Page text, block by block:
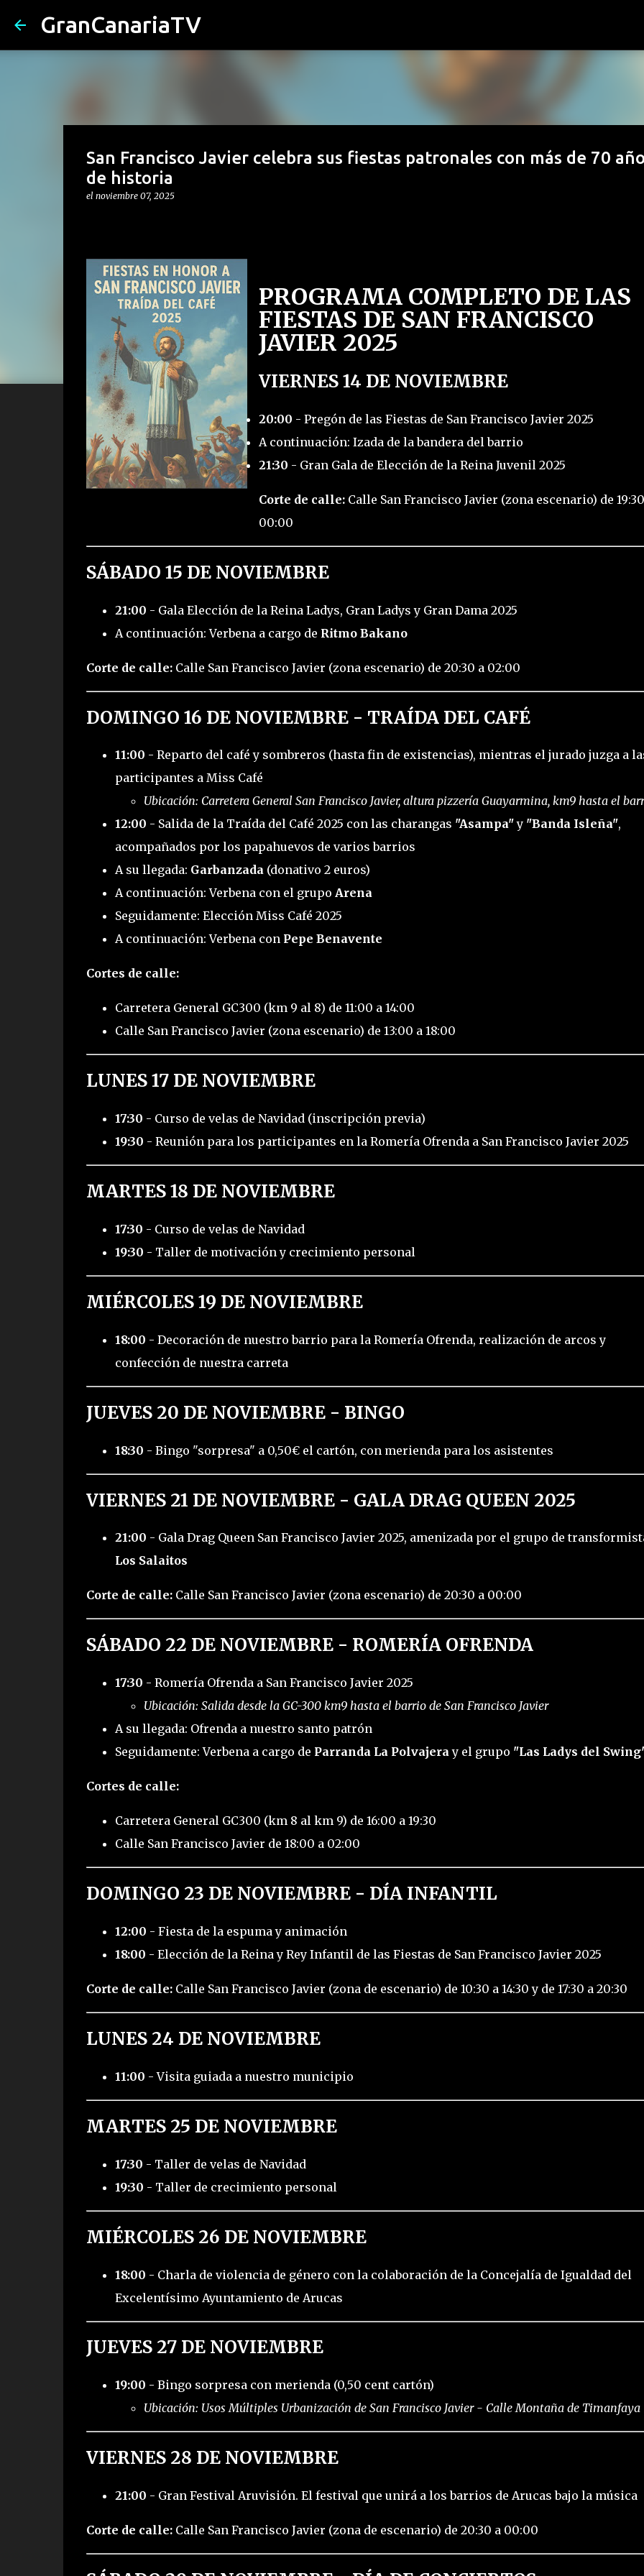
GranCanariaTV
San Francisco Javier celebra sus fiestas patronales con más de 70
de historia
el noviembre 07, 2025
PROGRAMA COMPLETO DE LAS
FIESTAS DE SAN FRANCISCO
JAVIER 2025
VIERNES 14 DE NOVIEMBRE
20:00 - Pregón de las Fiestas de San Francisco Javier 2025
A continuación: Izada de la bandera del barrio
21:30 - Gran Gala de Elección de la Reina Juvenil 2025
Corte de calle:Calle San Francisco Javier (zona escenario) de
00:00
SÁBADO 15 DE NOVIEMBRE
21:00 - Gala Elección de la Reina Ladys, Gran Ladys y Gran Dama 2025
A continuación: Verbena a cargo de Ritmo Bakano
Corte de calle:Calle San Francisco Javier (zona escenario) de 20:30 a 02:00
DOMINGO 16 DE NOVIEMBRE - TRAÍDA DEL CAFÉ
11:00 - Reparto del café y sombreros (hasta fin de existencias), mientras el jurado juzga a
participantes a Miss Café
Ubicación: Carretera General San Francisco Javier, altura pizzería Guayarmina, km9 hasta el
12:00 - Salida de la Traída del Café 2025 con las charangas "Asampa"y "Banda Isleña",
acompañados por los papahuevos de varios barrios
A su llegada: Garbanzada(donativo 2 euros)
A continuación: Verbena con el grupo Arena
Seguidamente: Elección Miss Café 2025
A continuación: Verbena con Pepe Benavente
Cortes de calle:
Carretera General GC300 (km 9 al 8) de 11:00 a 14:00
Calle San Francisco Javier (zona escenario) de 13:00 a 18:00
LUNES 17 DE NOVIEMBRE
17:30 - Curso de velas de Navidad (inscripción previa)
19:30 - Reunión para los participantes en la Romería Ofrenda a San Francisco Javier 2025
MARTES 18 DE NOVIEMBRE
17:30 - Curso de velas de Navidad
19:30 - Taller de motivación y crecimiento personal
MIÉRCOLES 19 DE NOVIEMBRE
18:00 - Decoración de nuestro barrio para la Romería Ofrenda, realización de arcos y
confección de nuestra carreta
JUEVES 20 DE NOVIEMBRE - BINGO
18:30 - Bingo "sorpresa" a 0,50€ el cartón, con merienda para los asistentes
VIERNES 21 DE NOVIEMBRE - GALA DRAG QUEEN 2025
21:00 - Gala Drag Queen San Francisco Javier 2025, amenizada por el grupo de
Los Salaitos
Corte de calle:Calle San Francisco Javier (zona escenario) de 20:30 a 00:00
SÁBADO 22 DE NOVIEMBRE - ROMERÍA OFRENDA
17:30 - Romería Ofrenda a San Francisco Javier 2025
Ubicación: Salida desde la GC-300 km9 hasta el barrio de San Francisco Javier
A su llegada: Ofrenda a nuestro santo patrón
Seguidamente: Verbena a cargo de Parranda La Polvajeray el grupo "Las Ladys del
Cortes de calle:
Carretera General GC300 (km 8 al km 9) de 16:00 a 19:30
Calle San Francisco Javier de 18:00 a 02:00
DOMINGO 23 DE NOVIEMBRE - DÍA INFANTIL
12:00 - Fiesta de la espuma y animación
18:00 - Elección de la Reina y Rey Infantil de las Fiestas de San Francisco Javier 2025
Corte de calle:Calle San Francisco Javier (zona de escenario) de 10:30 a 14:30 y de 17:30 a 20:30
LUNES 24 DE NOVIEMBRE
11:00 - Visita guiada a nuestro municipio
MARTES 25 DE NOVIEMBRE
17:30 - Taller de velas de Navidad
19:30 - Taller de crecimiento personal
MIÉRCOLES 26 DE NOVIEMBRE
18:00 - Charla de violencia de género con la colaboración de la Concejalía de Igualdad del
Excelentísimo Ayuntamiento de Arucas
JUEVES 27 DE NOVIEMBRE
19:00 - Bingo sorpresa con merienda (0,50 cent cartón)
Ubicación: Usos Múltiples Urbanización de San Francisco Javier - Calle Montaña de Timanfaya
VIERNES 28 DE NOVIEMBRE
21:00 - Gran Festival Aruvisión. El festival que unirá a los barrios de Arucas bajo la música
Corte de calle:Calle San Francisco Javier (zona de escenario) de 20:30 a 00:00